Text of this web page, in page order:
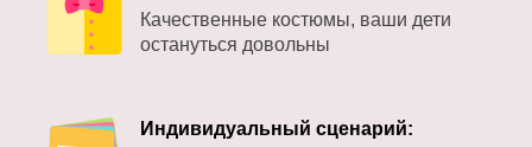
Качественные костюмы, ваши дети
остануться довольны
Индивидуальный сценарий: